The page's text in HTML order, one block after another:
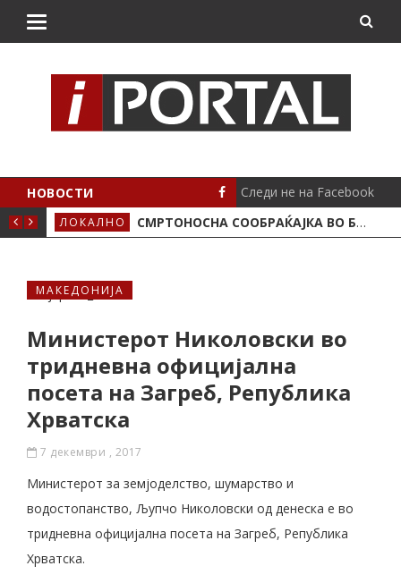
НОВОСТИ
ЛОКАЛНО СМРТОНОСНА СООБРАЌАЈКА ВО БУТЕЛ, ЖИВОТОТ ГО ЗАГУБИ 19-ГОДИШЕН МОТОЦИКЛИСТ
Следи не на Facebook
МАКЕДОНИЈА
Министерот Николовски во
тридневна официјална
посета на Загреб, Република
Хрватска
7 декември , 2017
Министерот за земјоделство, шумарство и
водостопанство, Љупчо Николовски од денеска е во
тридневна официјална посета на Загреб, Република
Хрватска.